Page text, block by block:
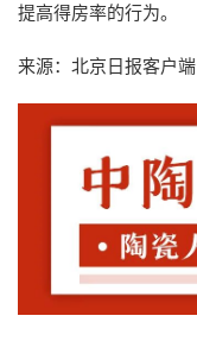
提高得房率的行为。
来源：北京日报客户端